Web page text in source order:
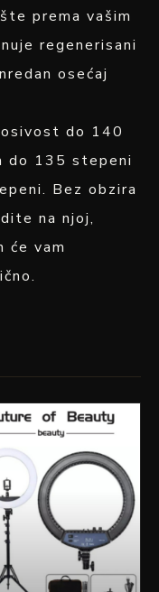
prema vašim
regenerisani
osećaj
do 140
do 135 stepeni
Bez obzira
na njoj,
će vam